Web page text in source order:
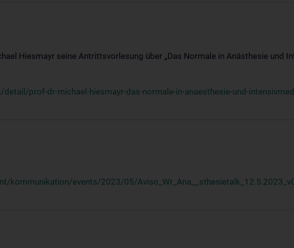
Hiesmayr seine Antrittsvorlesung über „Das Normale in Anästhesie und
prof-dr-michael-hiesmayr-das-normale-in-anaesthesie-und-
kommunikation/events/2023/05/